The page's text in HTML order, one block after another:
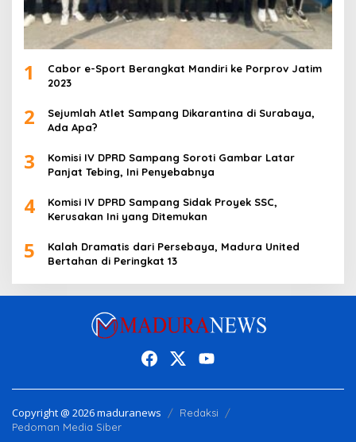
1
Cabor e-Sport Berangkat Mandiri ke Porprov Jatim
2023
2
Sejumlah Atlet Sampang Dikarantina di Surabaya,
Ada Apa?
3
Komisi IV DPRD Sampang Soroti Gambar Latar
Panjat Tebing, Ini Penyebabnya
4
Komisi IV DPRD Sampang Sidak Proyek SSC,
Kerusakan Ini yang Ditemukan
5
Kalah Dramatis dari Persebaya, Madura United
Bertahan di Peringkat 13
Copyright @ 2026 maduranews
Redaksi
Pedoman Media Siber